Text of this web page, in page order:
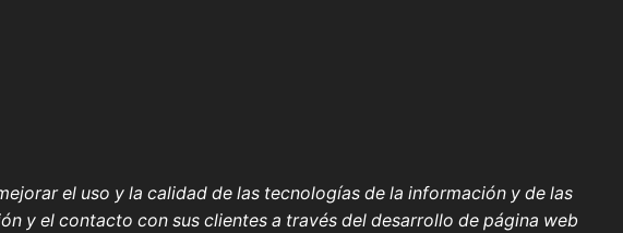
el uso y la calidad de las tecnologías de la información y de las
y el contacto con sus clientes a través del desarrollo de página web